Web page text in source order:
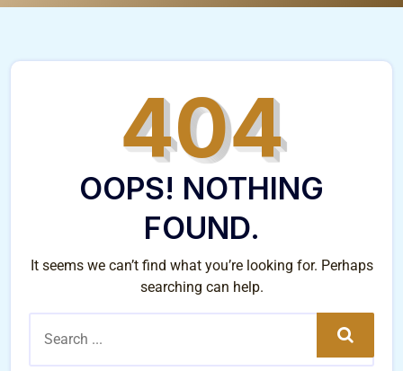
404
OOPS! NOTHING
FOUND.
It seems we can’t find what you’re looking for. Perhaps
searching can help.
Search